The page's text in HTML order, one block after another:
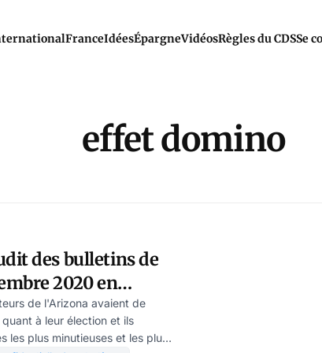
FranceIdéesÉpargneVidéosRègles du CDSSe
effet domino
des bulletins de
2020 en
les suspicions de
des
de l'Arizona avaient de
à leur élection et ils
les plus minutieuses et les plus